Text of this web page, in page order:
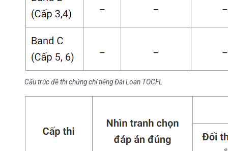
Cấu trúc đề thi chứng chỉ tiếng Đài Loan TOCFL